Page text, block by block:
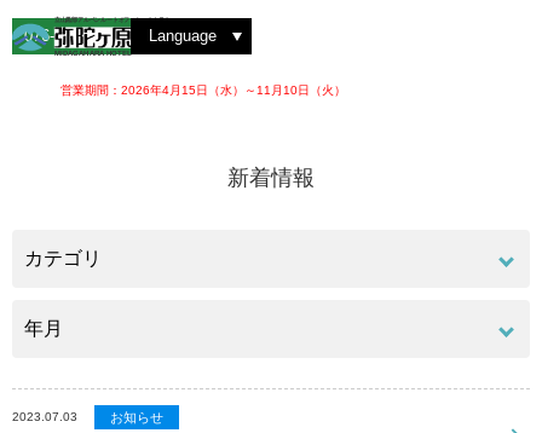
立山黒部アルペンルートオフィシャルホテル
MIDAGAHARA HOTEL
076-442-2222 Language
営業期間：2026年4月15日（水）～11月10日（火）
新着情報
2023.07.03 お知らせ